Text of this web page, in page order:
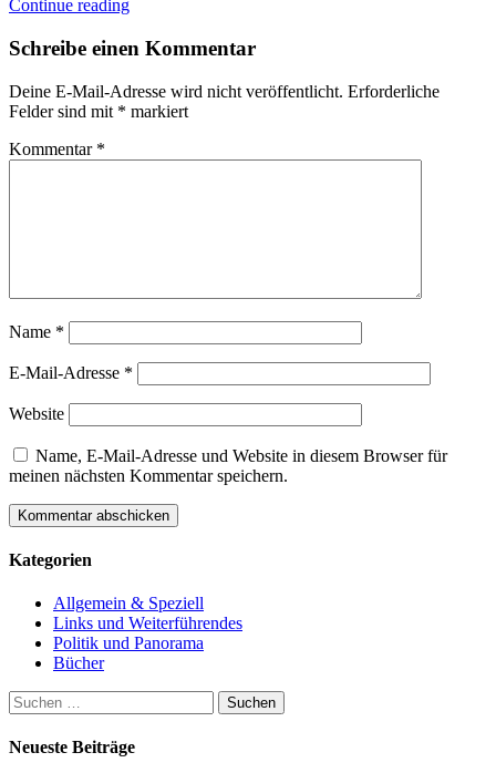
Continue reading
Schreibe einen Kommentar
Deine E-Mail-Adresse wird nicht veröffentlicht. Erforderliche
Felder sind mit * markiert
Kommentar *
Name *
E-Mail-Adresse *
Website
Name, E-Mail-Adresse und Website in diesem Browser für
meinen nächsten Kommentar speichern.
Kategorien
Allgemein & Speziell
Links und Weiterführendes
Politik und Panorama
Bücher
Suchen
nach:
Neueste Beiträge